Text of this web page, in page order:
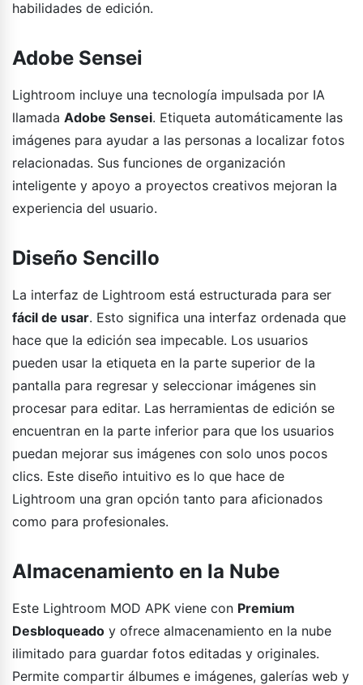
habilidades de edición.
Adobe Sensei
Lightroom incluye una tecnología impulsada por IA
llamada Adobe Sensei. Etiqueta automáticamente las
imágenes para ayudar a las personas a localizar fotos
relacionadas. Sus funciones de organización
inteligente y apoyo a proyectos creativos mejoran la
experiencia del usuario.
Diseño Sencillo
La interfaz de Lightroom está estructurada para ser
fácil de usar. Esto significa una interfaz ordenada que
hace que la edición sea impecable. Los usuarios
pueden usar la etiqueta en la parte superior de la
pantalla para regresar y seleccionar imágenes sin
procesar para editar. Las herramientas de edición se
encuentran en la parte inferior para que los usuarios
puedan mejorar sus imágenes con solo unos pocos
clics. Este diseño intuitivo es lo que hace de
Lightroom una gran opción tanto para aficionados
como para profesionales.
Almacenamiento en la Nube
Este Lightroom MOD APK viene con Premium
Desbloqueado y ofrece almacenamiento en la nube
ilimitado para guardar fotos editadas y originales.
Permite compartir álbumes e imágenes, galerías web y